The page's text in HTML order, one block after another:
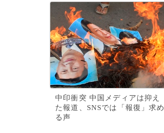
中印衝突 中国メディアは抑え
た報道、SNSでは「報復」求め
る声